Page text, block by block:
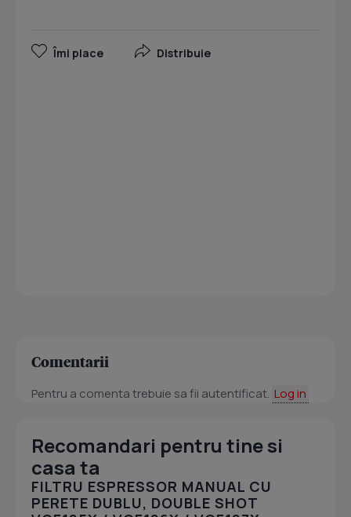
Îmi place Distribuie
Comentarii
Pentru a comenta trebuie sa fii autentificat. Log in
Recomandari pentru tine si
casa ta
FILTRU ESPRESSOR MANUAL CU
PERETE DUBLU, DOUBLE SHOT